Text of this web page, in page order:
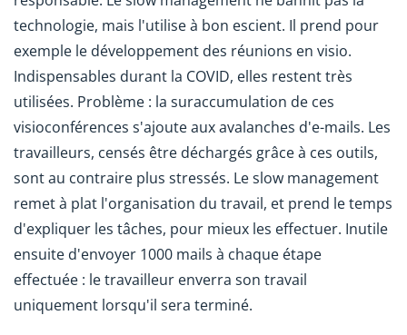
technologie, mais l'utilise à bon escient. Il prend pour
exemple le développement des réunions en visio.
Indispensables durant la COVID, elles restent très
utilisées. Problème : la suraccumulation de ces
visioconférences s'ajoute aux avalanches d'e-mails. Les
travailleurs, censés être déchargés grâce à ces outils,
sont au contraire plus stressés. Le slow management
remet à plat l'organisation du travail, et prend le temps
d'expliquer les tâches, pour mieux les effectuer. Inutile
ensuite d'envoyer 1000 mails à chaque étape
effectuée : le travailleur enverra son travail
uniquement lorsqu'il sera terminé.